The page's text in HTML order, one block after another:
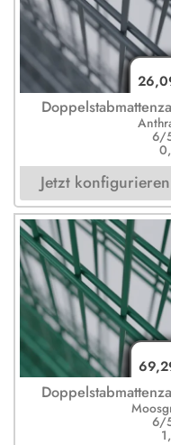
6/
Jetzt konfigurieren
6/